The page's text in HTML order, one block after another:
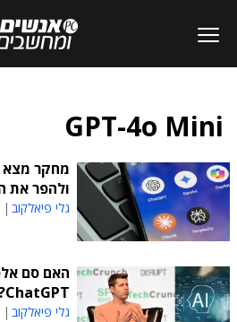
GPT-4o Mini
ולהפר את
גלי פיאלקוב
האם סם
ChatGPT?
גלי פיאלקוב